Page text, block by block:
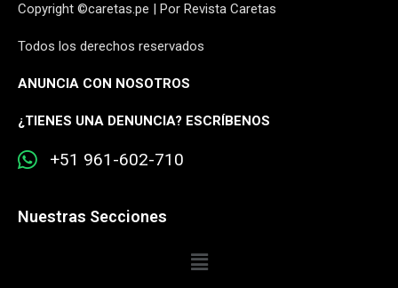
Copyright ©caretas.pe | Por Revista Caretas
Todos los derechos reservados
ANUNCIA CON NOSOTROS
¿TIENES UNA DENUNCIA? ESCRÍBENOS
+51 961-602-710
Nuestras Secciones